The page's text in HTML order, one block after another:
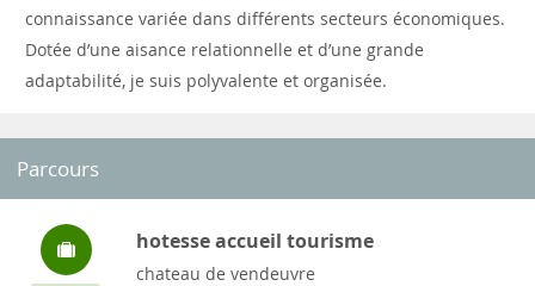
connaissance variée dans différents secteurs économiques.
Dotée d’une aisance relationnelle et d’une grande
adaptabilité, je suis polyvalente et organisée.
Parcours
hotesse accueil tourisme
chateau de vendeuvre